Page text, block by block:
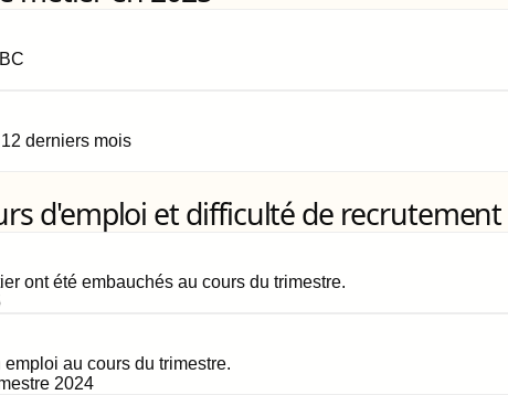
derniers mois
d'emploi et difficulté de
ont été embauchés au cours du trimestre.
au cours du trimestre.
2024